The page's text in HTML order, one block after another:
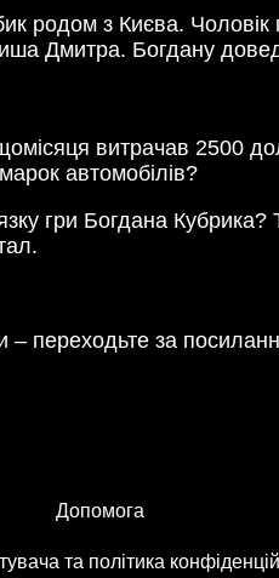
родом з Києва.
Дмитра. Богдану
витрачав 2500
автомобілів?
гри Богдана
переходьте за
Допомога
та політика